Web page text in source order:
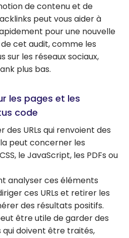
de contenu et de
peut vous aider à
pour une nouvelle
cet audit, comme les
sur les réseaux sociaux,
plus bas.
les pages et les
code
des URLs qui renvoient des
peut concerner les
le JavaScript, les PDFs ou
analyser ces éléments
ces URLs et retirer les
des résultats positifs.
être utile de garder des
doivent être traités,